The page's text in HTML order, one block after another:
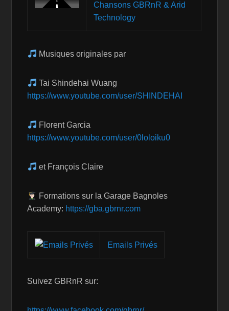
Chansons GBRnR & Arid
Technology
Musiques originales par
Tai Shindehai Wuang
https://www.youtube.com/user/SHINDEHAI
Florent Garcia
https://www.youtube.com/user/0loloiku0
et François Claire
Formations sur la Garage Bagnoles
Academy: https://gba.gbrnr.com
Emails Privés
Suivez GBRnR sur: